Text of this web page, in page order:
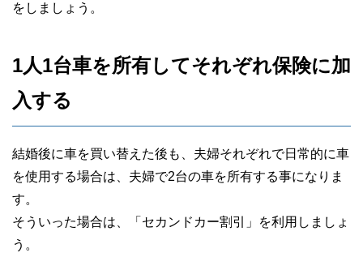
をしましょう。
1人1台車を所有してそれぞれ保険に加
入する
結婚後に車を買い替えた後も、夫婦それぞれで日常的に車
を使用する場合は、夫婦で2台の車を所有する事になりま
す。
そういった場合は、「セカンドカー割引」を利用しましょ
う。